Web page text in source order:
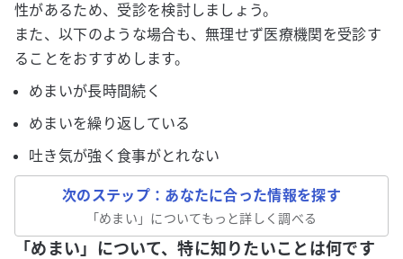
性があるため、受診を検討しましょう。
また、以下のような場合も、無理せず医療機関を受診す
ることをおすすめします。
めまいが長時間続く
めまいを繰り返している
吐き気が強く食事がとれない
次のステップ：あなたに合った情報を探す
「めまい 」についてもっと詳しく調べる
「めまい」について、特に知りたいことは何です